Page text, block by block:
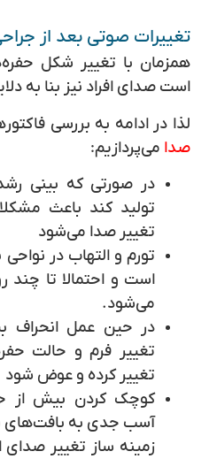
تغییرات صوتی بعد از
همزمان با تغییر شکل
است صدای افراد نیز بنا به
لذا در ادامه به بررسی
صدا می‌پردازیم:
در صورتی که بینی
تولید کند باعث
تغییر صدا می‌شود
تورم و التهاب در
است و احتمالا تا چند
می‌شود.
در حین عمل انحراف
تغییر فرم و حالت
تغییر کرده و عوض شود
کوچک کردن بیش از
آسب جدی به بافت‌های
زمینه ساز تغییر صدای